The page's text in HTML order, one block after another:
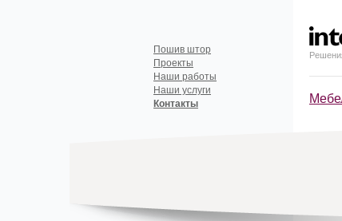
Пошив штор
Проекты
Наши работы
Наши услуги
Контакты